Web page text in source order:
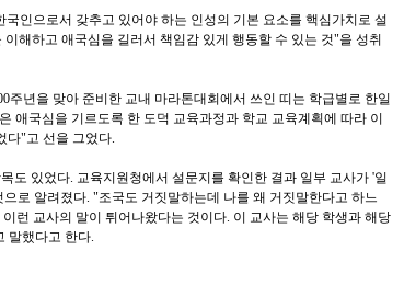
인으로서 갖추고 있어야 하는 인성의 기본 요소를 핵심가치로 설
해하고 애국심을 길러서 책임감 있게 행동할 수 있는 것"을 성취
년을 맞아 준비한 교내 마라톤대회에서 쓰인 띠는 학급별로 한일
애국심을 기르도록 한 도덕 교육과정과 학교 교육계획에 따라 이
다"고 선을 그었다.
도 있었다. 교육지원청에서 설문지를 확인한 결과 일부 교사가 '일
로 알려졌다. "조국도 거짓말하는데 나를 왜 거짓말한다고 하느
런 교사의 말이 튀어나왔다는 것이다. 이 교사는 해당 학생과 해당
말했다고 한다.